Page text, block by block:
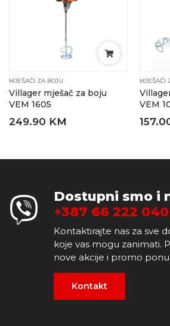
MJEŠAČI ZA BOJU
Villager mješač za boju
VEM 1605
249.90 KM
MJEŠAČI
VEM
Dostupni smo i
+387 66 222 040
Kontaktirajte nas za sve
koje vas mogu zanimati.
nove akcije i promo
Kontakt